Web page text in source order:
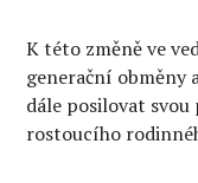
K této změně ve
generační obměny
dále posilovat
rostoucího